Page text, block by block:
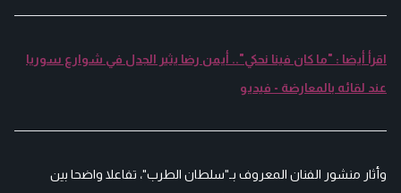
اقرأ أيضا : "ما كان فينا نحكي".. أيمن رضا يثير الجدل في شوارع سوريا
عند لقائه بالمعارضة - فيديو
وأثار منشور الفنان المعروف بـ"سلطان الطرب"، تفاعلا واضحا بين